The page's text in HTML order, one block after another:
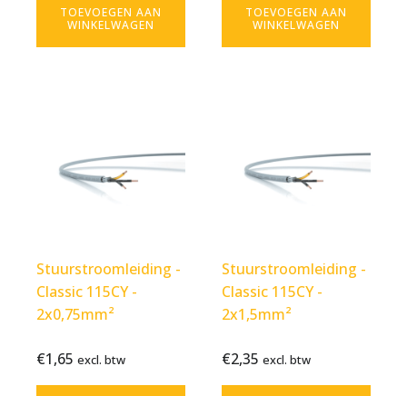
TOEVOEGEN AAN
WINKELWAGEN
TOEVOEGEN AAN
WINKELWAGEN
Stuurstroomleiding -
Classic 115CY -
2x0,75mm²
excl.
btw
Bekijk
product
€1,65 excl. btw
Stuurstroomleiding -
Classic 115CY -
2x1,5mm²
excl.
btw
Bekijk
product
€2,35 excl. btw